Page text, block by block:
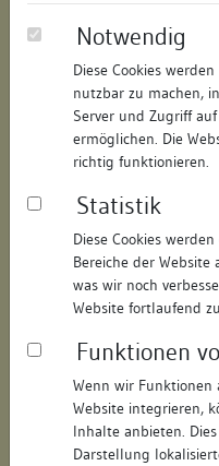
Notwendig
Diese Cookies
nutzbar zu machen,
Server und Zugriff
ermöglichen. Die
richtig funktionieren.
Statistik
Diese Cookies
Bereiche der
was wir noch
Website fortlaufend
Funktionen
Wenn wir
Website integrieren,
Inhalte anbieten.
Darstellung
111471489014/
Datenbestand:
Objektdaten
Straße:
Hausnummer:
Postleitzahl:
Stadt-Teilort:
Regierungsbezirk: